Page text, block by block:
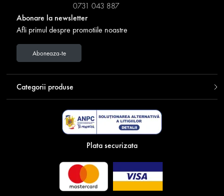
0731 043 887
Abonare la newsletter
Afli primul despre promotiile noastre
Aboneaza-te
Categorii produse
Plata securizata